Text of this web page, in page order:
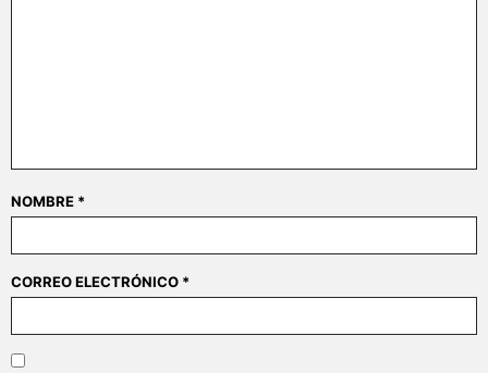
NOMBRE *
CORREO ELECTRÓNICO *